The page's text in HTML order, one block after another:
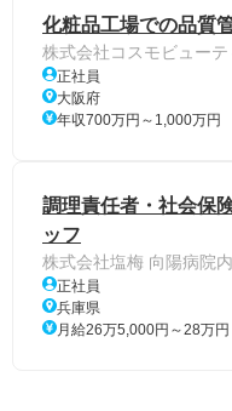
化粧品工場での品質
株式会社コスモビューテ
正社員
大阪府
年収700万円～1,000万円
調理責任者・社会保
ッフ
株式会社塩梅 向陽病院
正社員
兵庫県
月給26万5,000円～28万円